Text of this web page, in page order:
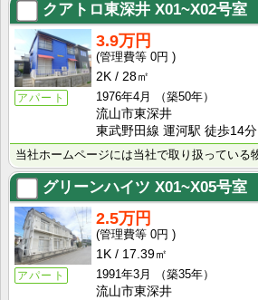
クアトロ東深井 X01~X02号室
アパート
3.9万円
0円
2K
28㎡
1976年4月
（築50年）
流山市東深井
東武野田線 運河駅 徒歩14分
グリーンハイツ X01~X05号室
アパート
2.5万円
0円
1K
17.39㎡
1991年3月
（築35年）
流山市東深井